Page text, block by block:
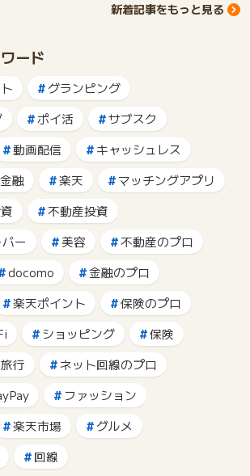
新着記事をもっと見る
ード
グランピング
ポイ活
サブスク
動画配信
キャッシュレス
金融 楽天
マッチングアプリ
不動産投資
ー
美容
不動産のプロ
docomo
金融のプロ
楽天ポイント
保険のプロ
ショッピング
保険
旅行
ネット回線のプロ
ファッション
楽天市場
グルメ
回線